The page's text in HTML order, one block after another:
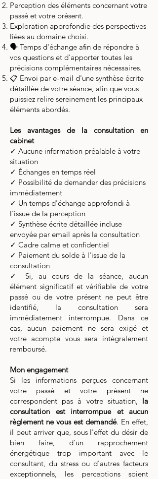
Perception des éléments concernant votre
passé et votre présent.
Exploration approfondie des perspectives
liées au domaine choisi.
🗣️ Temps d'échange afin de répondre à
vos questions et d'apporter toutes les
précisions complémentaires nécessaires.
📋 Envoi par e-mail d'une synthèse écrite
détaillée de votre séance, afin que vous
puissiez relire sereinement les principaux
éléments abordés.
Les avantages de la consultation en
cabinet
✓ Aucune information préalable à votre
situation
✓ Échanges en temps réel
✓ Possibilité de demander des précisions
immédiatement
✓ Un temps d'échange approfondi à
l'issue de la perception
✓ Synthèse écrite détaillée incluse
envoyée par email après la consultation
✓ Cadre calme et confidentiel
✓ Paiement du solde à l'issue de la
consultation
✓ Si, au cours de la séance, aucun
élément significatif et vérifiable de votre
passé ou de votre présent ne peut être
identifié, la consultation sera
immédiatement interrompue. Dans ce
cas, aucun paiement ne sera exigé et
votre acompte vous sera intégralement
remboursé.
Mon engagement
Si les informations perçues concernant
votre passé et votre présent ne
correspondent pas à votre situation, la
consultation est interrompue et aucun
règlement ne vous est demandé. En effet,
il peut arriver que, sous l'effet du désir de
bien faire, d'un rapprochement
énergétique trop important avec le
consultant, du stress ou d'autres facteurs
exceptionnels, les perceptions soient